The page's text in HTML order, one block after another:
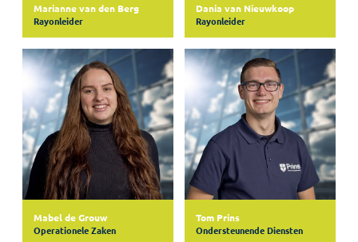
Marianne van den Berg
Rayonleider
Dania van Nieuwkoop
Rayonleider
Mabel de Grouw
Operationele Zaken
Tom Prins
Ondersteunende Diensten